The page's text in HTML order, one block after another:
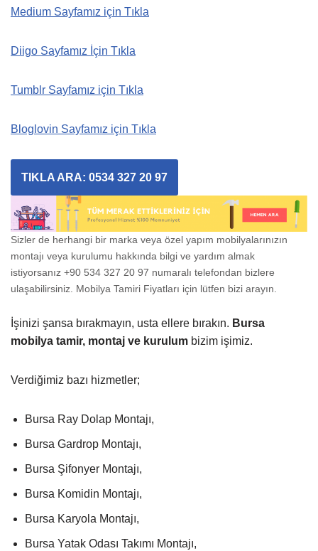
Medium Sayfamız için Tıkla
Diigo Sayfamız İçin Tıkla
Tumblr Sayfamız için Tıkla
Bloglovin Sayfamız için Tıkla
TIKLA ARA: 0534 327 20 97
Sizler de herhangi bir marka veya özel yapım mobilyalarınızın
montajı veya kurulumu hakkında bilgi ve yardım almak
istiyorsanız +90 534 327 20 97 numaralı telefondan bizlere
ulaşabilirsiniz. Mobilya Tamiri Fiyatları için lütfen bizi arayın.
İşinizi şansa bırakmayın, usta ellere bırakın. Bursa
mobilya tamir, montaj ve kurulum bizim işimiz.
Verdiğimiz bazı hizmetler;
Bursa Ray Dolap Montajı,
Bursa Gardrop Montajı,
Bursa Şifonyer Montajı,
Bursa Komidin Montajı,
Bursa Karyola Montajı,
Bursa Yatak Odası Takımı Montajı,